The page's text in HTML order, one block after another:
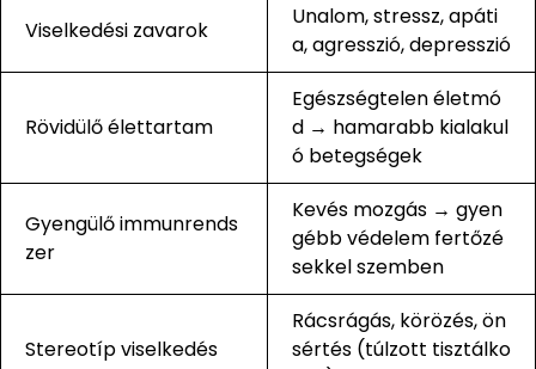
Viselkedési zavarok
Unalom, stressz, apáti
a, agresszió, depresszió
Rövidülő élettartam
Egészségtelen életmó
d → hamarabb kialakul
ó betegségek
Gyengülő immunrends
zer
Kevés mozgás → gyen
gébb védelem fertőzé
sekkel szemben
Stereotíp viselkedés
Rácsrágás, körözés, ön
sértés (túlzott tisztálko